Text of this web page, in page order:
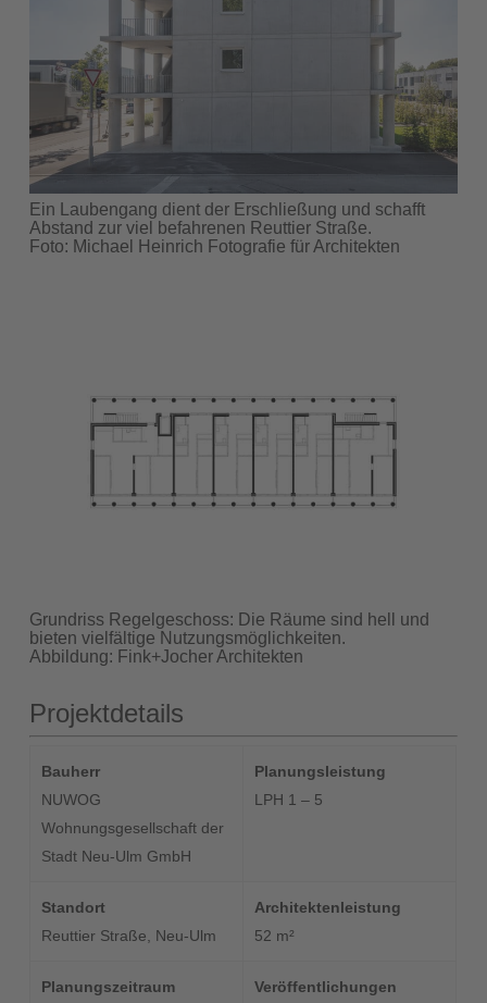
Ein Laubengang dient der Erschließung und schafft
Abstand zur viel befahrenen Reuttier Straße.
Foto: Michael Heinrich Fotografie für Architekten
Grundriss Regelgeschoss: Die Räume sind hell und
bieten vielfältige Nutzungsmöglichkeiten.
Abbildung: Fink+Jocher Architekten
Projektdetails
Bauherr
NUWOG
Wohnungsgesellschaft der
Stadt Neu-Ulm GmbH
Planungsleistung
LPH 1 – 5
Standort
Reuttier Straße, Neu-Ulm
Architektenleistung
52 m²
Planungszeitraum
Veröffentlichungen